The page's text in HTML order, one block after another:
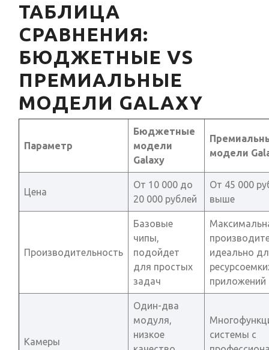
ТАБЛИЦА
СРАВНЕНИЯ:
БЮДЖЕТНЫЕ VS
ПРЕМИАЛЬНЫЕ
МОДЕЛИ GALAXY
Параметр
Бюджетные
модели
Galaxy
модели
Цена
От 10 000 до
20 000 рублей
От 45 000
выше
Производительность
Базовые
чипы,
подойдет
для простых
задач
идеально
приложений
Камеры
Один-два
модуля,
низкое
системы с